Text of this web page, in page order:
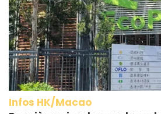
Infos HK/Macao